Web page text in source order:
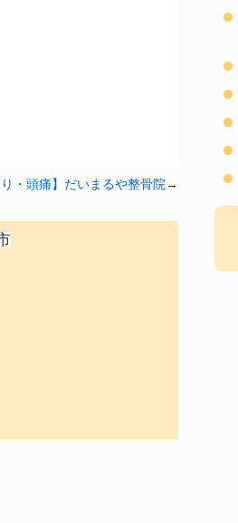
・頭痛】だいまるや整骨院→